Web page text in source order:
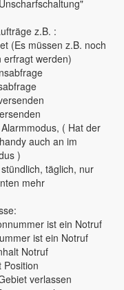
z.B. :
(Es müssen z.B. noch
erfragt werden)
( Hat der
auch an im
)
täglich, nur
mehr
ist ein Notruf
ist ein Notruf
Notruf
Position
verlassen